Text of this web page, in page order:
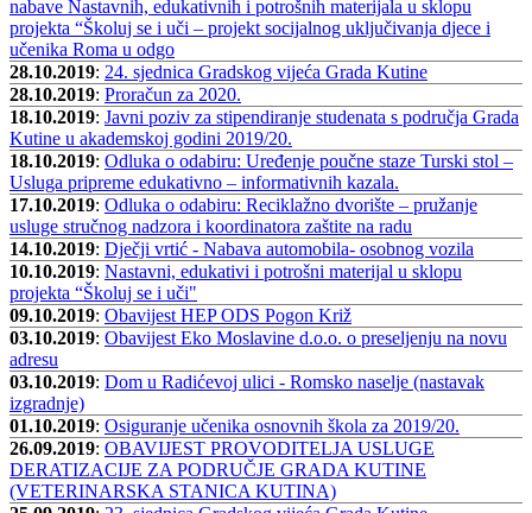
nabave Nastavnih, edukativnih i potrošnih materijala u sklopu
projekta “Školuj se i uči – projekt socijalnog uključivanja djece i
učenika Roma u odgo
28.10.2019: 24. sjednica Gradskog vijeća Grada Kutine
28.10.2019: Proračun za 2020.
18.10.2019: Javni poziv za stipendiranje studenata s područja Grada
Kutine u akademskoj godini 2019/20.
18.10.2019: Odluka o odabiru: Uređenje poučne staze Turski stol –
Usluga pripreme edukativno – informativnih kazala.
17.10.2019: Odluka o odabiru: Reciklažno dvorište – pružanje
usluge stručnog nadzora i koordinatora zaštite na radu
14.10.2019: Dječji vrtić - Nabava automobila- osobnog vozila
10.10.2019: Nastavni, edukativi i potrošni materijal u sklopu
projekta “Školuj se i uči"
09.10.2019: Obavijest HEP ODS Pogon Križ
03.10.2019: Obavijest Eko Moslavine d.o.o. o preseljenju na novu
adresu
03.10.2019: Dom u Radićevoj ulici - Romsko naselje (nastavak
izgradnje)
01.10.2019: Osiguranje učenika osnovnih škola za 2019/20.
26.09.2019: OBAVIJEST PROVODITELJA USLUGE
DERATIZACIJE ZA PODRUČJE GRADA KUTINE
(VETERINARSKA STANICA KUTINA)